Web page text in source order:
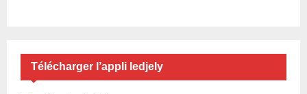
Télécharger l’appli ledjely